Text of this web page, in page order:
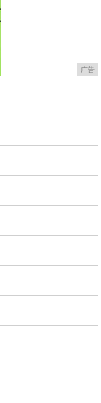
广告